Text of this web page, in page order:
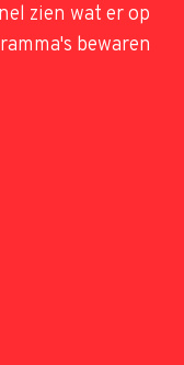
zien wat er op
bewaren